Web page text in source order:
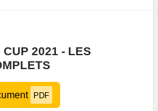
2021 - LES
PDF